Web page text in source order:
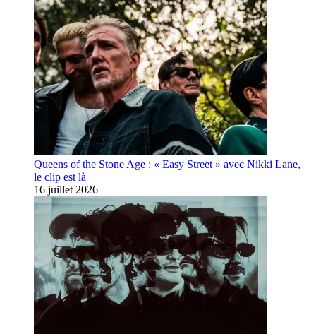
Queens of the Stone Age : « Easy Street » avec Nikki Lane,
le clip est là
16 juillet 2026